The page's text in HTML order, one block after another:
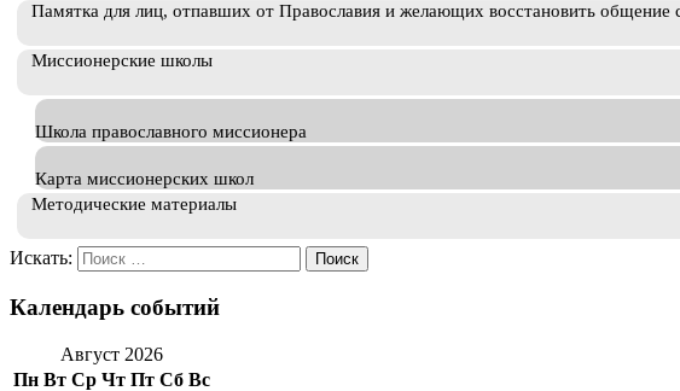
Памятка для лиц, отпавших от Православия и желающих восстановить
Миссионерские школы
Школа православного миссионера
Карта миссионерских школ
Методические материалы
Искать:
Календарь событий
Август 2026
Пн Вт Ср Чт Пт Сб Вс